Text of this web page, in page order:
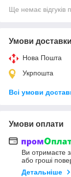
Ще немає відгуків
Умови доставки
Нова Пошта
Укрпошта
Всі умови
Умови оплати
Ви отримаєте
або гроші
Детальніше